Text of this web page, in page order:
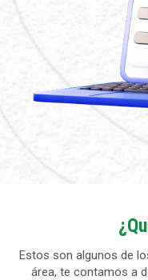
Estos son algunos de
área, te contamos a